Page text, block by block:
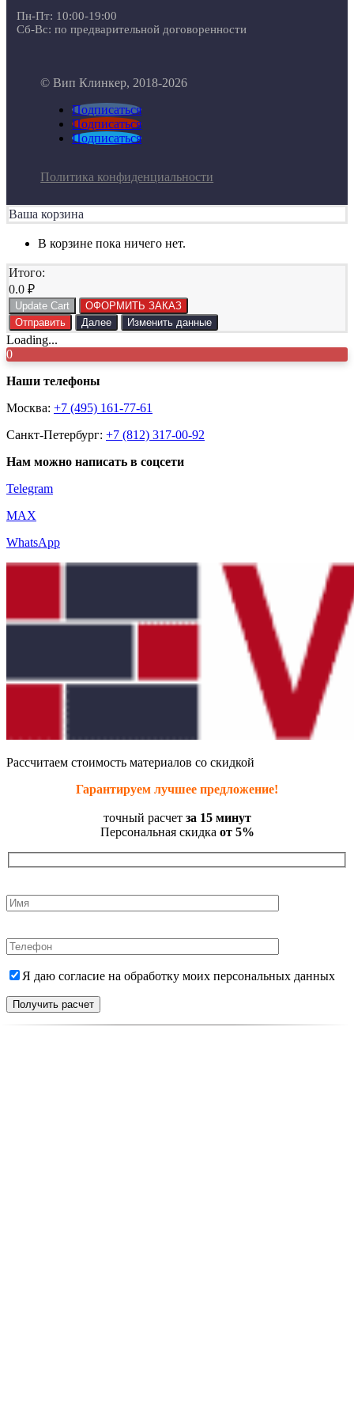
Пн-Пт: 10:00-19:00
Сб-Вс: по предварительной договоренности
© Вип Клинкер, 2018-2026
Подписаться
Подписаться
Подписаться
Политика конфиденциальности
Ваша корзина
В корзине пока ничего нет.
Итого:
0.0 ₽
Update Cart
ОФОРМИТЬ ЗАКАЗ
Отправить
Далее Изменить данные
Loading...
0
Наши телефоны
Москва: +7 (495) 161-77-61
Санкт-Петербург: +7 (812) 317-00-92
Нам можно написать в соцсети
Telegram
MAX
WhatsApp
Рассчитаем стоимость материалов со скидкой
Гарантируем лучшее предложение!
точный расчет за 15 минут
Персональная скидка от 5%
Я даю согласие на обработку моих персональных данных
Получить расчет